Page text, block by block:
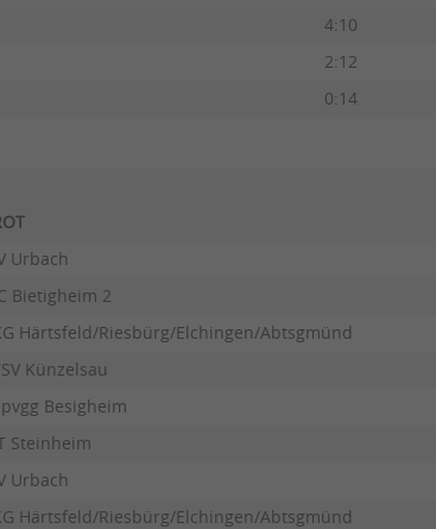
4:10
2:12
0:14
Urbach
Bietigheim 2
Härtsfeld/Riesbürg/Elchingen/Abtsgmünd
Künzelsau
Besigheim
Steinheim
Urbach
Härtsfeld/Riesbürg/Elchingen/Abtsgmünd